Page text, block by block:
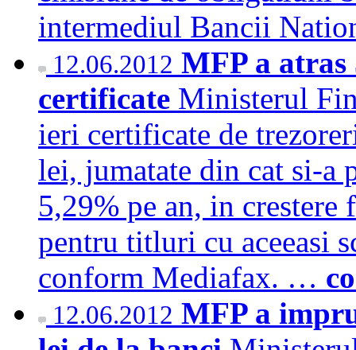
intermediul Bancii
12.06.2012 MFP a atras
certificate Ministerul
ieri certificate de
lei, jumatate din cat si-a
5,29% pe an, in
pentru titluri cu aceeasi
conform Mediafax. …
12.06.2012 MFP a